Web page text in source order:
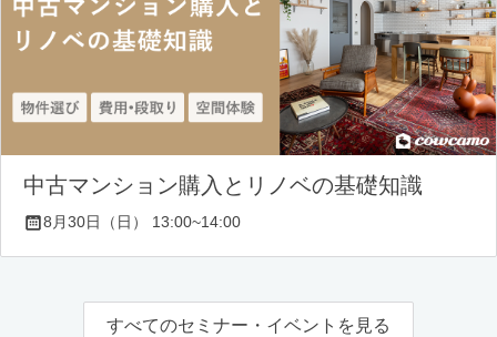
中古マンション購入とリノベの基礎知識
8月30日（日） 13:00~14:00
すべてのセミナー・イベントを見る